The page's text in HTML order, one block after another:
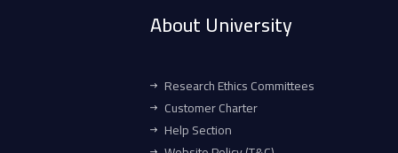
About University
Research Ethics Committees
Customer Charter
Help Section